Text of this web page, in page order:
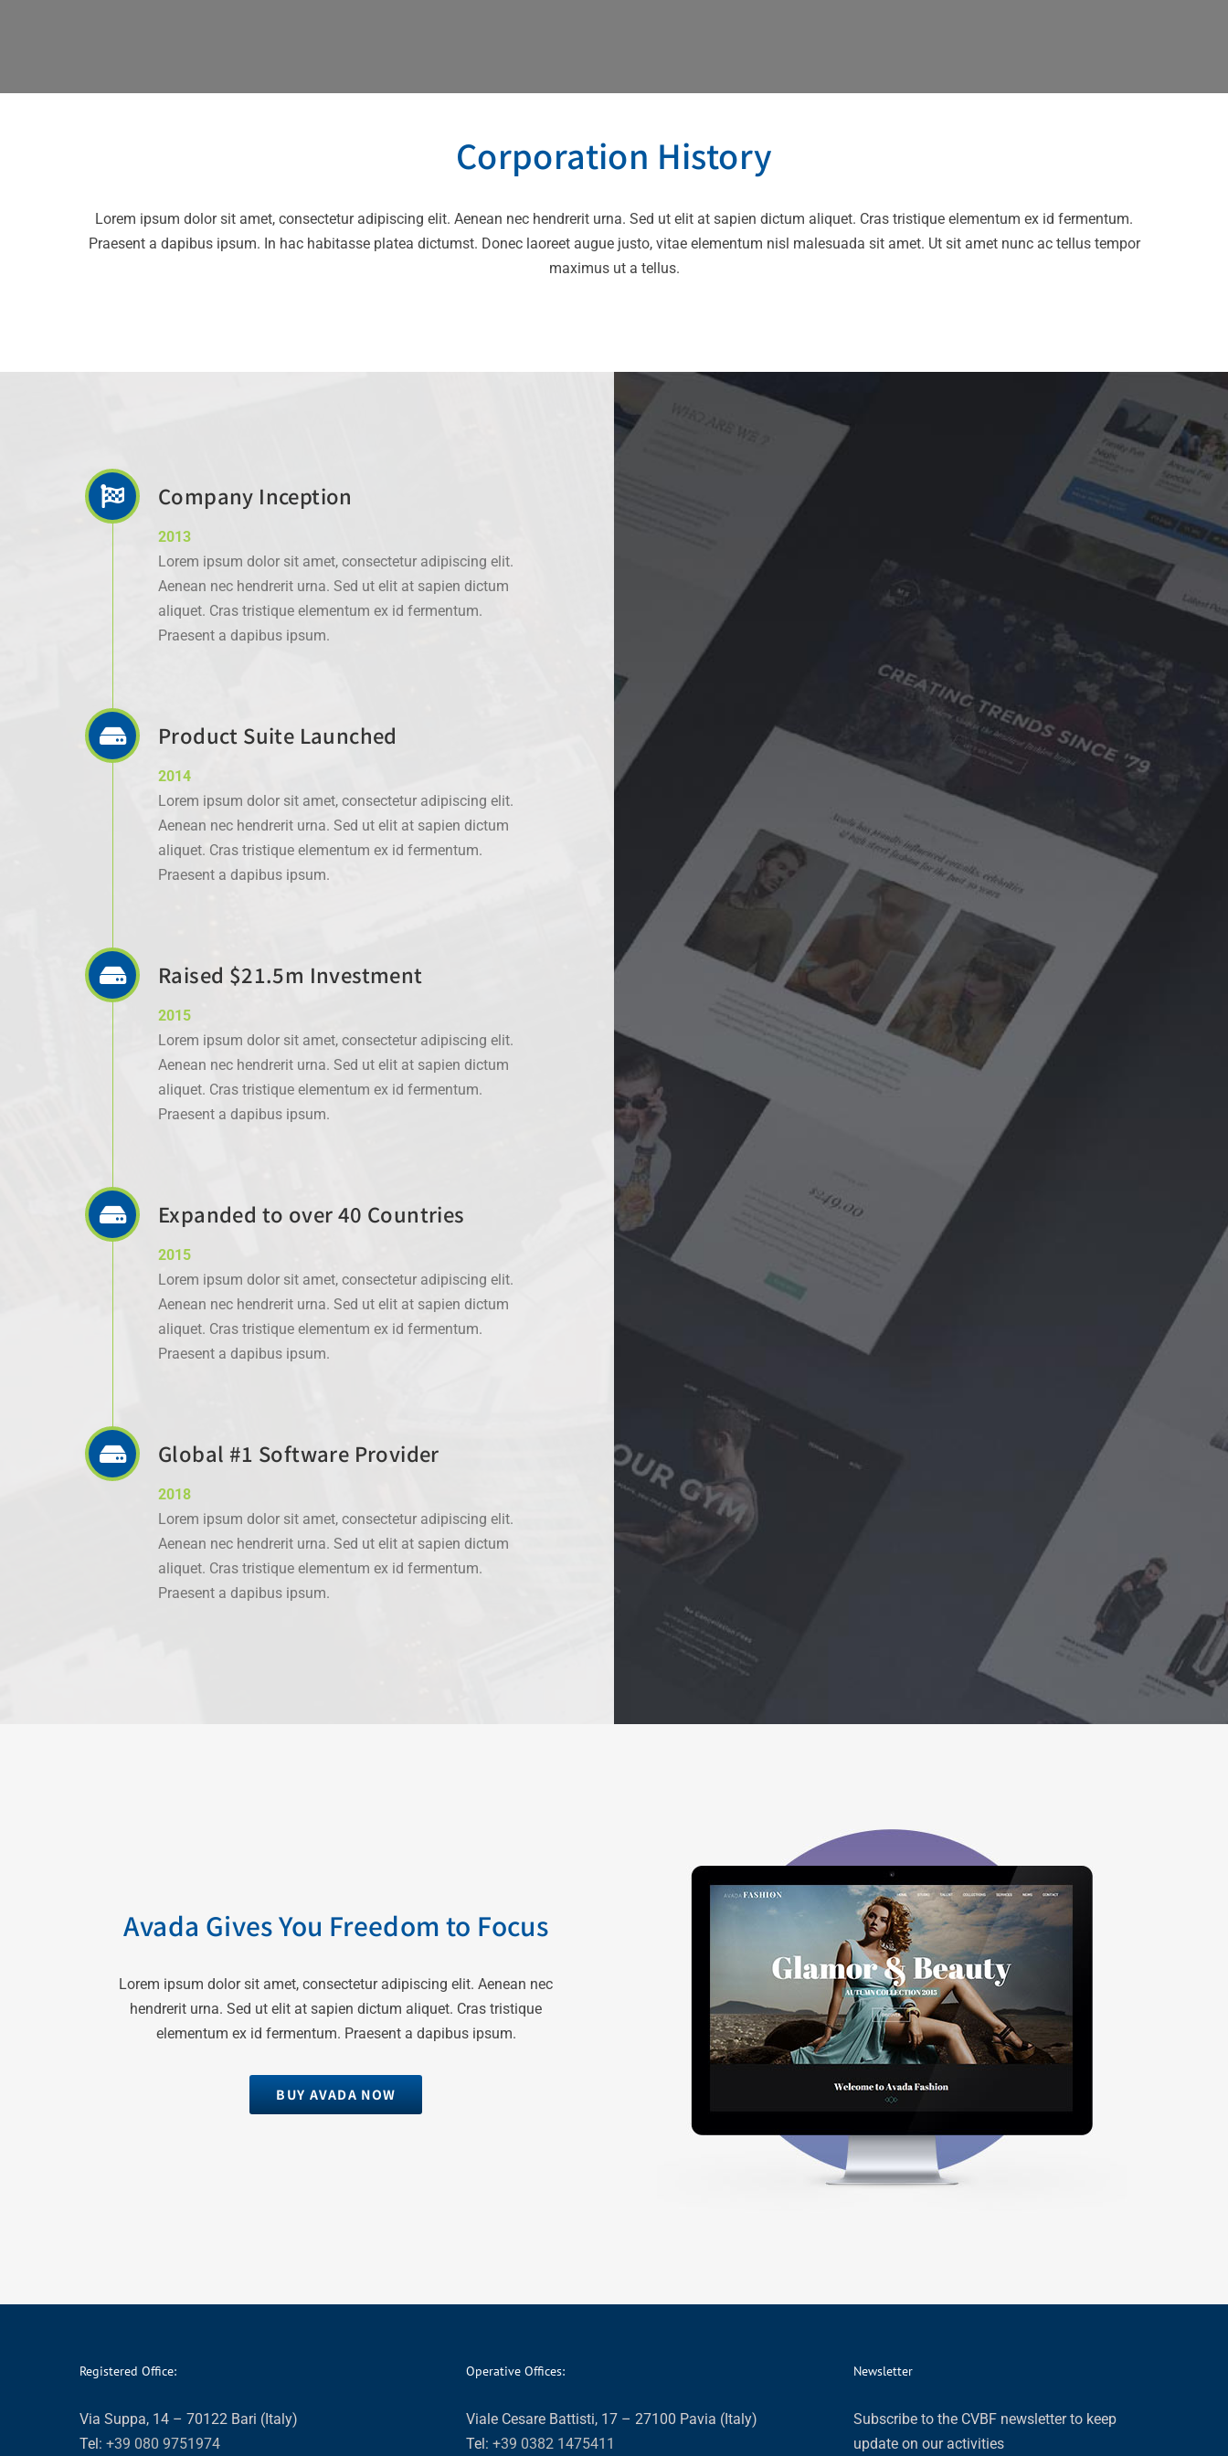
Corporation History
Lorem ipsum dolor sit amet, consectetur adipiscing elit. Aenean nec hendrerit urna. Sed ut elit at sapien dictum aliquet. Cras tristique elementum ex id fermentum.
Praesent a dapibus ipsum. In hac habitasse platea dictumst. Donec laoreet augue justo, vitae elementum nisl malesuada sit amet. Ut sit amet nunc ac tellus tempor
maximus ut a tellus.
Company Inception
2013
Lorem ipsum dolor sit amet, consectetur adipiscing elit.
Aenean nec hendrerit urna. Sed ut elit at sapien dictum
aliquet. Cras tristique elementum ex id fermentum.
Praesent a dapibus ipsum.
Product Suite Launched
2014
Lorem ipsum dolor sit amet, consectetur adipiscing elit.
Aenean nec hendrerit urna. Sed ut elit at sapien dictum
aliquet. Cras tristique elementum ex id fermentum.
Praesent a dapibus ipsum.
Raised $21.5m Investment
2015
Lorem ipsum dolor sit amet, consectetur adipiscing elit.
Aenean nec hendrerit urna. Sed ut elit at sapien dictum
aliquet. Cras tristique elementum ex id fermentum.
Praesent a dapibus ipsum.
Expanded to over 40 Countries
2015
Lorem ipsum dolor sit amet, consectetur adipiscing elit.
Aenean nec hendrerit urna. Sed ut elit at sapien dictum
aliquet. Cras tristique elementum ex id fermentum.
Praesent a dapibus ipsum.
Global #1 Software Provider
2018
Lorem ipsum dolor sit amet, consectetur adipiscing elit.
Aenean nec hendrerit urna. Sed ut elit at sapien dictum
aliquet. Cras tristique elementum ex id fermentum.
Praesent a dapibus ipsum.
Avada Gives You Freedom to Focus
Lorem ipsum dolor sit amet, consectetur adipiscing elit. Aenean nec
hendrerit urna. Sed ut elit at sapien dictum aliquet. Cras tristique
elementum ex id fermentum. Praesent a dapibus ipsum.
BUY AVADA NOW
Registered Office:
Via Suppa, 14 – 70122 Bari (Italy)
Tel: +39 080 9751974
Operative Offices:
Viale Cesare Battisti, 17 – 27100 Pavia (Italy)
Tel:+39 0382 1475411
Newsletter
Subscribe to the CVBF newsletter to keep
update on our activities